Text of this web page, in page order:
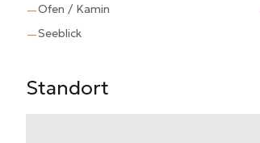
—Ofen / Kamin
—Seeblick
Standort